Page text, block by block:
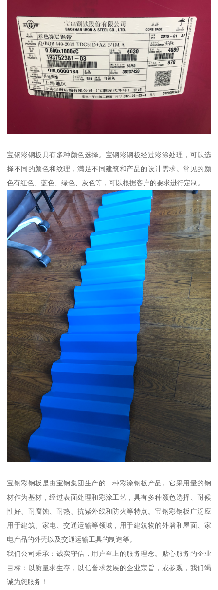
宝钢彩钢板具有多种颜色选择。宝钢彩钢板经过彩涂处理，可以选
择不同的颜色和纹理，满足不同建筑和产品的设计需求。常见的颜
色有红色、蓝色、绿色、灰色等，可以根据客户的要求进行定制。
宝钢彩钢板是由宝钢集团生产的一种彩涂钢板产品。它采用量的钢
材作为基材，经过表面处理和彩涂工艺，具有多种颜色选择、耐候
性好、耐腐蚀、耐热、抗紫外线和防火等特点。宝钢彩钢板广泛应
用于建筑、家电、交通运输等领域，用于建筑物的外墙和屋面、家
电产品的外壳以及交通运输工具的制造等。
我们公司秉承：诚实守信，用户至上的服务理念。贴心服务的企业
目标：以质量求生存，以信誉求发展的企业宗旨，或参观，我们竭
诚为您服务！